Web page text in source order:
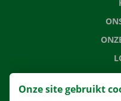
Onze site gebruikt